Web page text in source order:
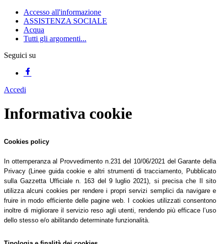
Accesso all'informazione
ASSISTENZA SOCIALE
Acqua
Tutti gli argomenti...
Seguici su
Accedi
Informativa cookie
Cookies policy
In ottemperanza al Provvedimento n.231 del 10/06/2021 del Garante della
Privacy (Linee guida cookie e altri strumenti di tracciamento, Pubblicato
sulla Gazzetta Ufficiale n. 163 del 9 luglio 2021), si precisa che Il sito
utilizza alcuni cookies per rendere i propri servizi semplici da navigare e
fruire in modo efficiente delle pagine web. I cookies utilizzati consentono
inoltre di migliorare il servizio reso agli utenti, rendendo più efficace l’uso
dello stesso e/o abilitando determinate funzionalità.